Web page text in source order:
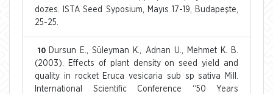
dozes. ISTA Seed Syposium, Mayıs 17-19, Budapeşte,
25-25.
10 Dursun E., Süleyman K., Adnan U., Mehmet K. B.
(2003). Effects of plant density on seed yield and
quality in rocket Eruca vesicaria sub sp sativa Mill.
International Scientific Conference “50 Years